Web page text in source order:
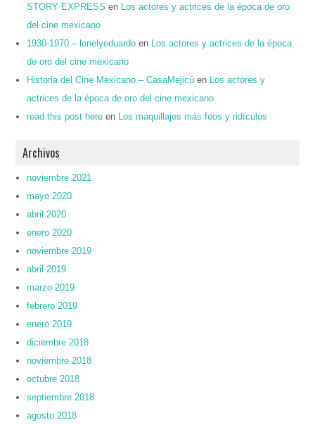
STORY EXPRESS en
Los actores y actrices de la época de oro
del cine mexicano
1930-1970 – lonelyeduardo en
Los actores y actrices de la época
de oro del cine mexicano
Historia del Cine Mexicano – CasaMejicú en
Los actores y
actrices de la época de oro del cine mexicano
read this post here en Los maquillajes más feos y ridículos
Archivos
noviembre 2021
mayo 2020
abril 2020
enero 2020
noviembre 2019
abril 2019
marzo 2019
febrero 2019
enero 2019
diciembre 2018
noviembre 2018
octubre 2018
septiembre 2018
agosto 2018